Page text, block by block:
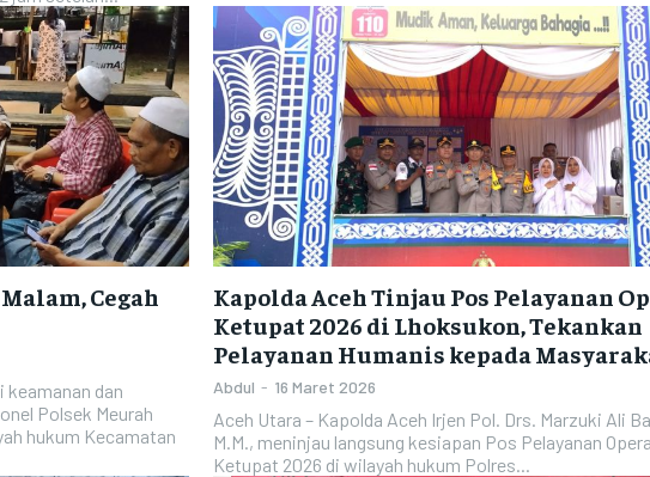
Cegah
keamanan dan
Polsek Meurah
hukum Kecamatan
Kapolda Aceh Tinjau Pos Pelayanan
Ketupat 2026 di Lhoksukon, Tekankan
Pelayanan Humanis kepada
Abdul - 16 Maret 2026
Aceh Utara – Kapolda Aceh Irjen Pol. Drs. Marzuki Ali
M.M., meninjau langsung kesiapan Pos Pelayanan
Ketupat 2026 di wilayah hukum Polres...